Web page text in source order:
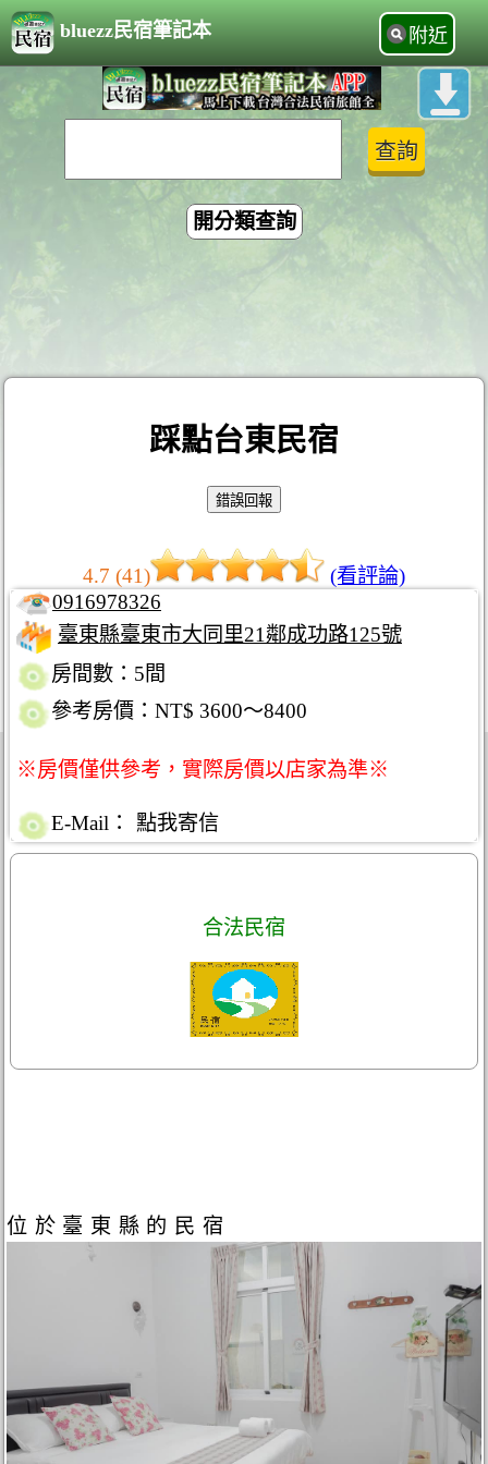
bluezz民宿筆記本 附近
開分類查詢
踩點台東民宿
4.7 (41)
(看評論)
0916978326
臺東縣臺東市大同里21鄰成功路125號
房間數：5間
參考房價：NT$ 3600～8400
※房價僅供參考，實際房價以店家為準※
E-Mail： 點我寄信
合法民宿
位於臺東縣的民宿